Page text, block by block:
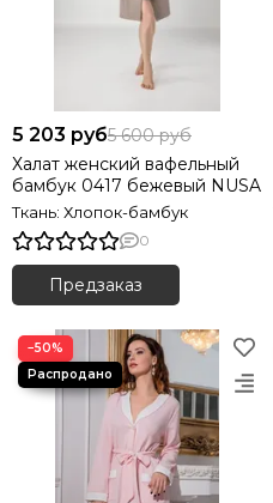
5 203 руб5 600 руб
Халат женский вафельный
бамбук 0417 бежевый NUSA
Ткань: Хлопок-бамбук
0
Предзаказ
−50%